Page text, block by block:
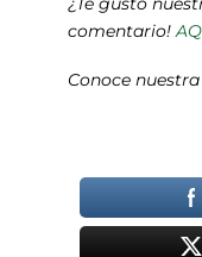
comentario!
Conoce